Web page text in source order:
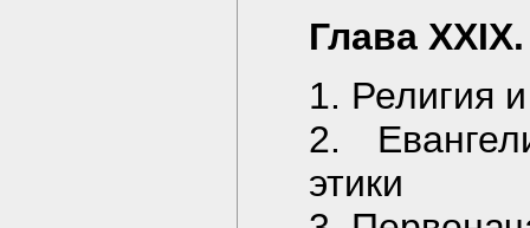
Глава
1. Религия
2.
этики